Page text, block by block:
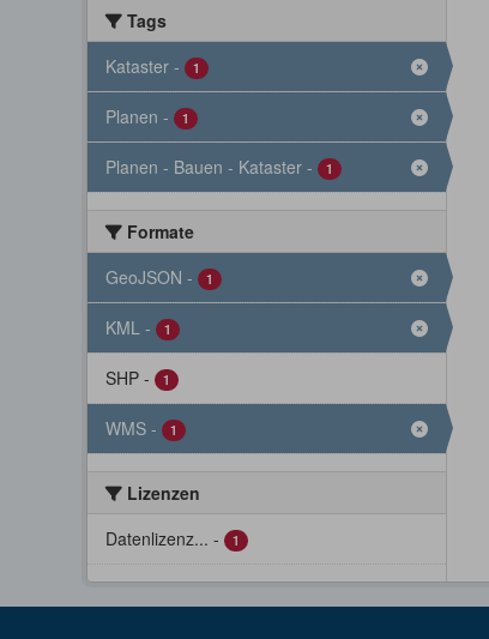
Tags
Kataster - 1
Planen - 1
Planen - Bauen - Kataster - 1
Formate
GeoJSON - 1
KML - 1
SHP - 1
WMS - 1
Lizenzen
Datenlizenz... - 1